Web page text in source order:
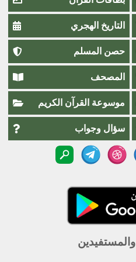
التاريخ الهجري
حصن المسلم
المصحف
موسوعة القرآن الكريم
سؤال وجواب